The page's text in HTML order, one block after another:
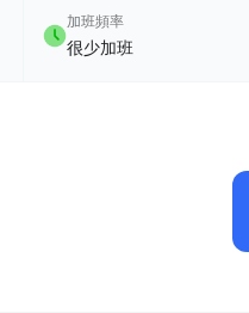
加班頻率
很少加班